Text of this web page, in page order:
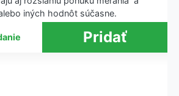
iných hodnôt súčasne.